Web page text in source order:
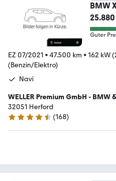
BMW
DA+
Guter
EZ 07/2021 • 47.500 km • 162 kW
(Benzin/Elektro)
Navi
WELLER Premium GmbH - BMW
Vertragshändler
32051 Herford
4.3 Sterne
(168)